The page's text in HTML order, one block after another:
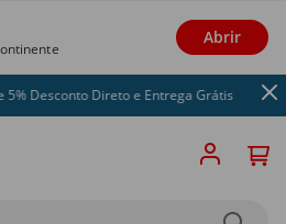
Abrir
Direto e Entrega Grátis